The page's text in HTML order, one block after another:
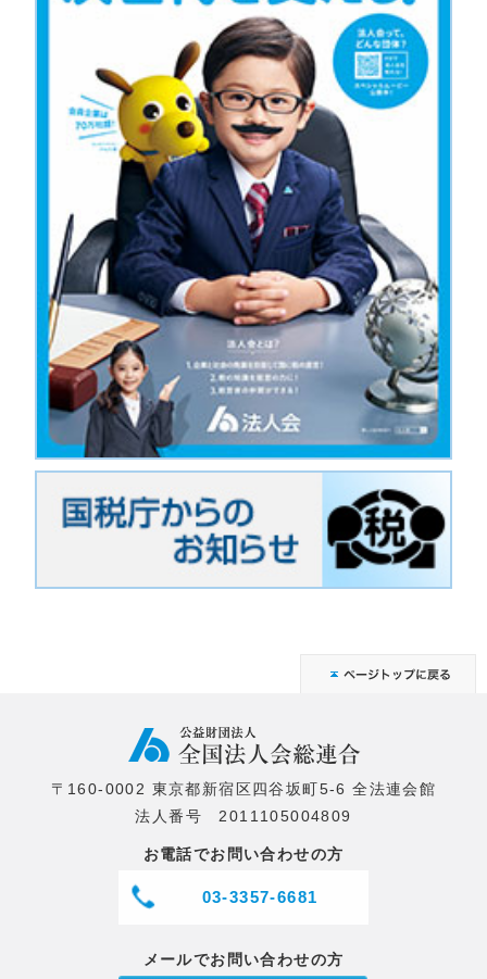
〒160-0002 東京都新宿区四谷坂町5-6 全法連会館
法人番号 2011105004809
お電話でお問い合わせの方
03-3357-6681
メールでお問い合わせの方